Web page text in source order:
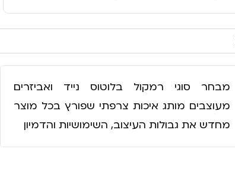
מבחר סוגי רמקול בלוטוס נייד ואביזרים
מעוצבים מותג איכות צרפתי שפורץ בכל מוצר
מחדש את גבולות העיצוב, השימושיות והדמיון